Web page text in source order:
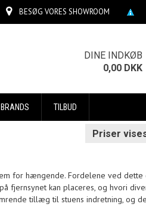
BESØG VORES SHOWROOM
DINE INDKØB
0,00 DKK
BRANDS TILBUD
for hængende. Fordelene ved dette
fjernsynet kan placeres, og hvori
tillæg til stuens indretning, og